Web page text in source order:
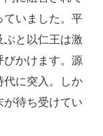
ていました。平
ぶと以仁王は激
びかけます。源
代に突入。しか
が待ち受けてい